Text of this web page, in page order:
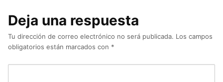
Deja una respuesta
Tu dirección de correo electrónico no será publicada. Los campos
obligatorios están marcados con *